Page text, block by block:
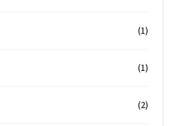
(1)
(1)
(2)